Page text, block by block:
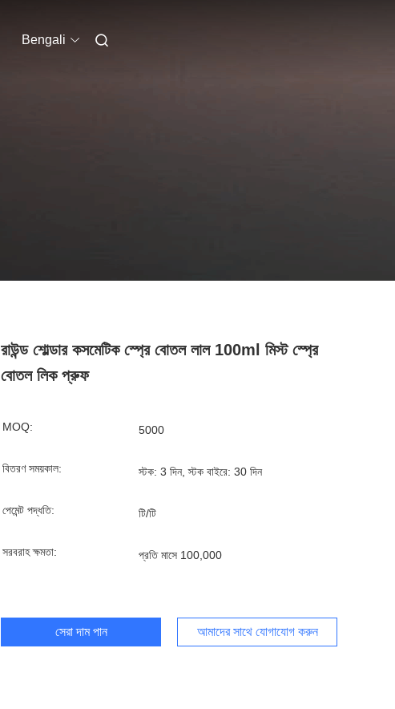
Bengali
রাউন্ড শোল্ডার কসমেটিক স্প্রে বোতল লাল 100ml মিস্ট স্প্রে
বোতল লিক প্রুফ
MOQ: 5000
বিতরণ সময়কাল: স্টক: 3 দিন, স্টক বাইরে: 30 দিন
পেমেন্ট পদ্ধতি: টি/টি
সরবরাহ ক্ষমতা: প্রতি মাসে 100,000
সেরা দাম পান আমাদের সাথে যোগাযোগ করুন